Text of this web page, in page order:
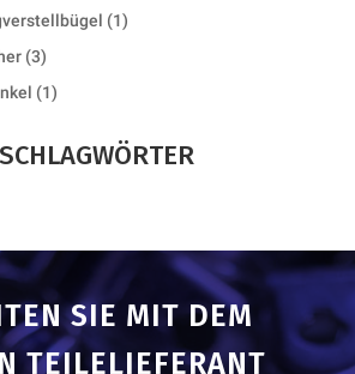
product11
33
products
11
SIE MIT DEM
TEILELIEFERANT